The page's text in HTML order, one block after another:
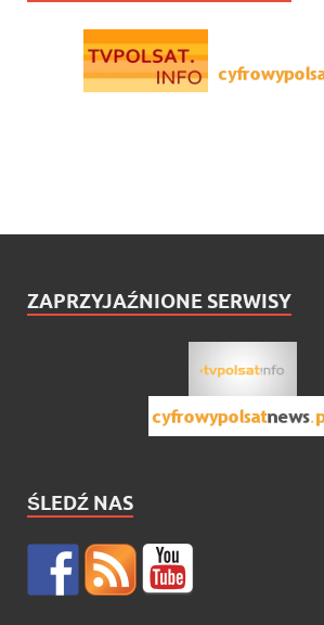
ZAPRZYJAŹNIONE SERWISY
ŚLEDŹ NAS